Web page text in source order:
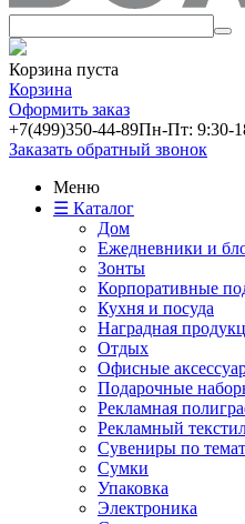
Корзина пуста
Корзина
Оформить заказ
+7(499)350-44-89Пн-Пт: 9:30-
Заказать обратный звонок
Меню
☰ Каталог
Дом
Ежедневники и
Зонты
Корпоративные
Кухня и посуда
Наградная
Отдых
Офисные
Подарочные
Рекламная
Рекламный
Сувениры по
Сумки
Упаковка
Электроника